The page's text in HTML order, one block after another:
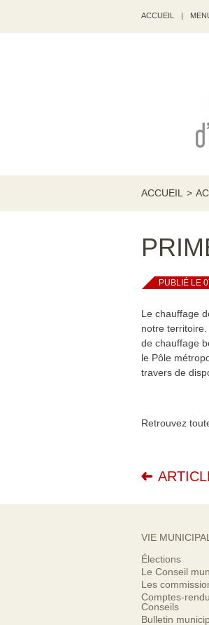
ACCUEIL |
ACCUEIL >
PUBLIÉ LE
Le chauffage
notre
de chauffage
le Pôle
travers de
Retrouvez
VIE
Élections
Le Conseil
Les
Comptes-
Conseils
Bulletin